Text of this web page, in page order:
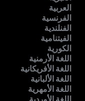
العربية
الفرنسية
الفنلندية
الفيتنامية
الكورية
اللغة الأرمنية
اللغة الأفريكانية
اللغة الألبانية
اللغة الأمهرية